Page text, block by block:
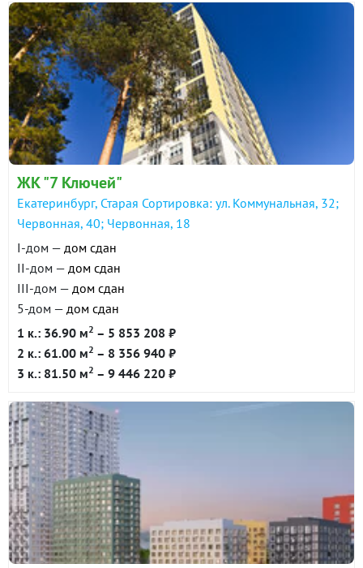
ЖК "7 Ключей"
Екатеринбург, Старая Сортировка: ул. Коммунальная, 32;
Червонная, 40; Червонная, 18
I-дом — дом сдан
II-дом — дом сдан
III-дом — дом сдан
5-дом — дом сдан
1 к.: 36.90 м2 – 5 853 208 ₽
2 к.: 61.00 м2 – 8 356 940 ₽
3 к.: 81.50 м2 – 9 446 220 ₽